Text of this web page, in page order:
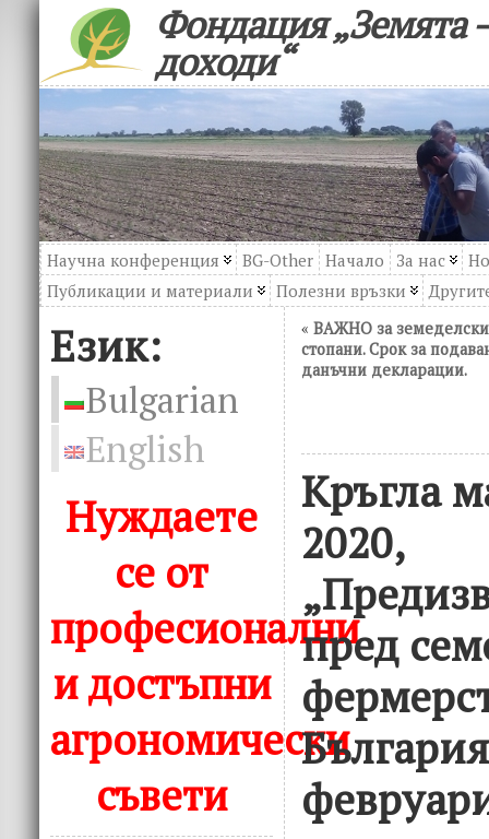
Фондация „Земята
доходи“
Научна конференция BG-Other Начало За нас
Публикации и материали
Полезни връзки
Език:
Bulgarian
English
Нуждаете
се от
професионални
и достъпни
агрономически
съвети
« ВАЖНО за
стопани. Срок за
данъчни декларации.
Кръгла
2020,
пред